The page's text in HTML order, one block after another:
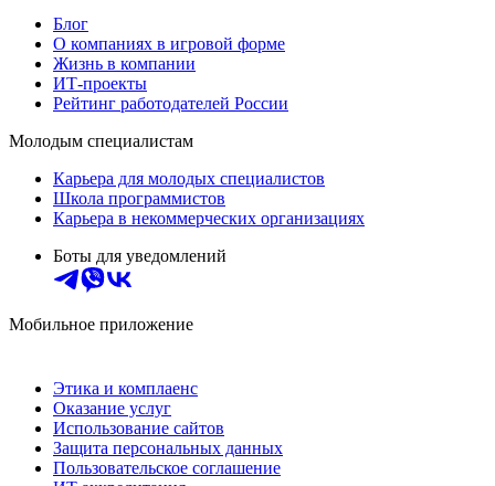
Блог
О компаниях в игровой форме
Жизнь в компании
ИТ-проекты
Рейтинг работодателей России
Молодым специалистам
Карьера для молодых специалистов
Школа программистов
Карьера в некоммерческих организациях
Боты для уведомлений
Мобильное приложение
Этика и комплаенс
Оказание услуг
Использование сайтов
Защита персональных данных
Пользовательское соглашение